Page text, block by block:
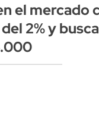
el mercado
2% y